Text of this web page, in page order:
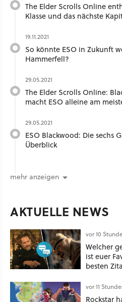
The Elder Scrolls Online
Klasse und das nächste
19.11.2021
So könnte ESO in Zukunft
Hammerfell?
29.05.2021
The Elder Scrolls Online:
macht ESO alleine am
29.05.2021
ESO Blackwood: Die sechs
Überblick
mehr anzeigen
AKTUELLE NEWS
vor 10
Welcher
ist euer
besten
the Seven
vor 11
Rockstar